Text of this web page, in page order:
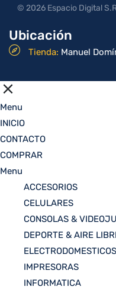
Ubicación
Tienda: Manuel
© 2026 Espacio Digital
Menu
INICIO
CONTACTO
COMPRAR
Menu
ACCESORIOS
CELULARES
CONSOLAS &
DEPORTE & AIRE
ELECTRODOMESTICOS
IMPRESORAS
INFORMATICA